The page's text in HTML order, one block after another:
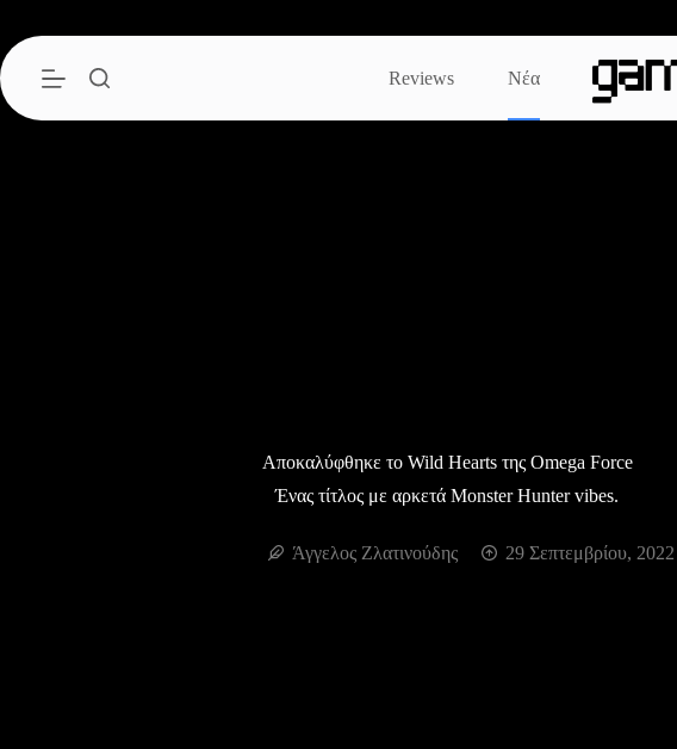
περιεχόμενο
Reviews
Νέα
Αποκαλύφθηκε το Wild Hearts της Omega Force
Ένας τίτλος με αρκετά Monster Hunter vibes.
Άγγελος Ζλατινούδης 29 Σεπτεμβρίου, 2022